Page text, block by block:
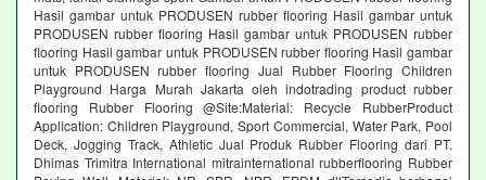
Hasil gambar untuk PRODUSEN rubber flooring Hasil gambar untuk
PRODUSEN rubber flooring Hasil gambar untuk PRODUSEN rubber
flooring Hasil gambar untuk PRODUSEN rubber flooring Hasil gambar
untuk PRODUSEN rubber flooring Jual Rubber Flooring Children
Playground Harga Murah Jakarta oleh indotrading product rubber
flooring Rubber Flooring @Site:Material: Recycle RubberProduct
Application: Children Playground, Sport Commercial, Water Park, Pool
Deck, Jogging Track, Athletic Jual Produk Rubber Flooring dari PT.
Dhimas Trimitra International mitrainternational rubberflooring Rubber